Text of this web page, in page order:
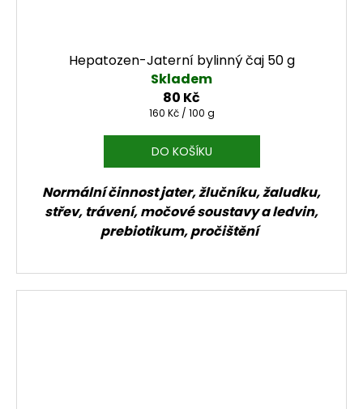
Hepatozen-Jaterní bylinný čaj 50 g
Skladem
80 Kč
Měrná cena:
160 Kč / 100 g
DO KOŠÍKU
Normální činnost jater, žlučníku, žaludku,
střev, trávení, močové soustavy a ledvin,
prebiotikum, pročištění